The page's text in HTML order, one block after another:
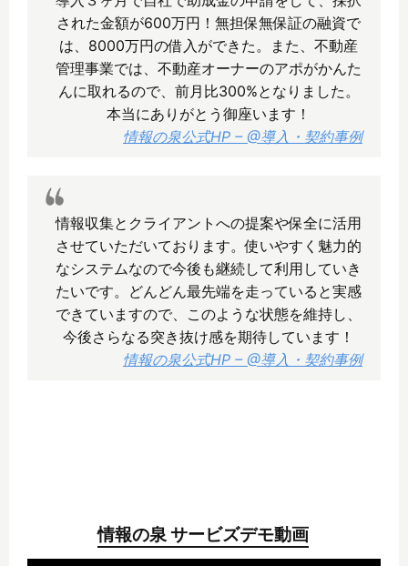
された金額が600万円！無担保無保証の融資で
は、8000万円の借入ができた。また、不動産
管理事業では、不動産オーナーのアポがかんた
んに取れるので、前月比300%となりました。
本当にありがとう御座います！
情報の泉公式HP – @導入・契約事例
情報収集とクライアントへの提案や保全に活用
させていただいております。使いやすく魅力的
なシステムなので今後も継続して利用していき
たいです。どんどん最先端を走っていると実感
できていますので、このような状態を維持し、
今後さらなる突き抜け感を期待しています！
情報の泉公式HP – @導入・契約事例
情報の泉 サービズデモ動画